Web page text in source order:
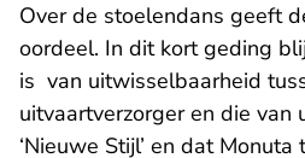
Over de stoelendans geeft
oordeel. In dit kort geding
is van uitwisselbaarheid
uitvaartverzorger en die van
‘Nieuwe Stijl’ en dat